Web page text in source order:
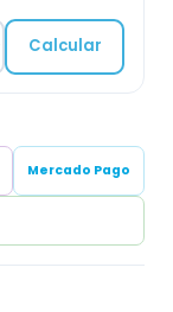
Calcular
Mercado Pago